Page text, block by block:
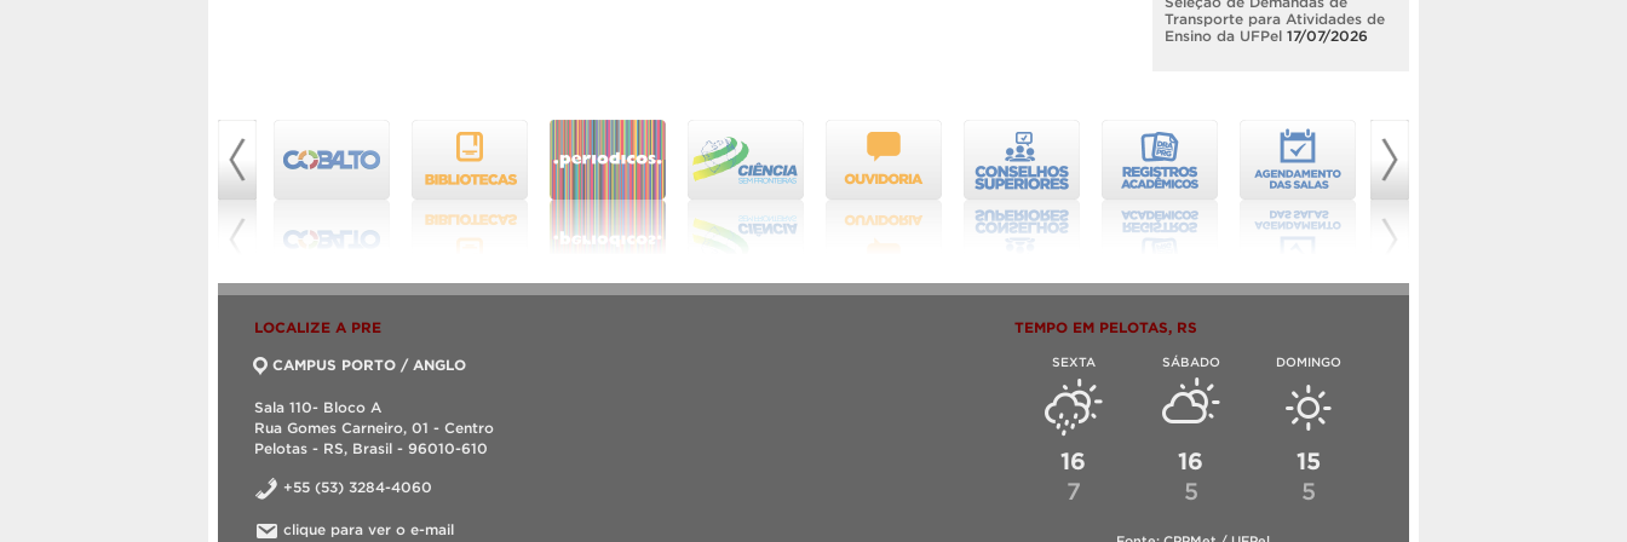
Transporte para Atividades de
Ensino da UFPel 17/07/2026
LOCALIZE A PRE
CAMPUS PORTO / ANGLO
Sala 110- Bloco A
Rua Gomes Carneiro, 01 - Centro
Pelotas - RS, Brasil - 96010-610
+55 (53) 3284-4060
clique para ver o e-mail
TEMPO EM PELOTAS, RS
SEXTA
16
7
SÁBADO
16
5
DOMINGO
15
5